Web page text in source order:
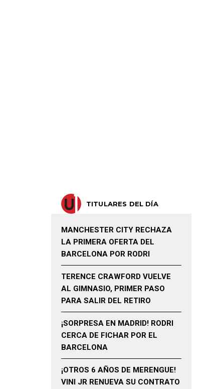
TITULARES DEL DÍA
MANCHESTER CITY RECHAZA
LA PRIMERA OFERTA DEL
BARCELONA POR RODRI
TERENCE CRAWFORD VUELVE
AL GIMNASIO, PRIMER PASO
PARA SALIR DEL RETIRO
¡SORPRESA EN MADRID! RODRI
CERCA DE FICHAR POR EL
BARCELONA
¡OTROS 6 AÑOS DE MERENGUE!
VINI JR RENUEVA SU CONTRATO